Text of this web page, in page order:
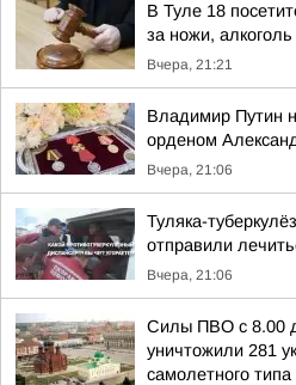
В Туле 18
за ножи,
Вчера, 21:21
Владимир Путин
орденом
Вчера, 21:06
Туляка-
отправили
Вчера, 21:06
Силы ПВО с 8.00
уничтожили 281
самолетного